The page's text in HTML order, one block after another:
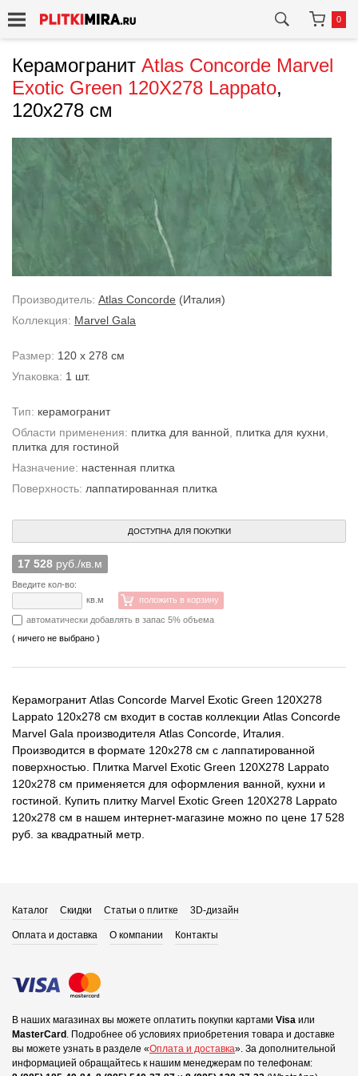
0
Керамогранит Atlas Concorde Marvel
Exotic Green 120X278 Lappato,
120x278 см
Производитель: Atlas Concorde (Италия)
Коллекция: Marvel Gala
Размер: 120 x 278 см
Упаковка: 1 шт.
Тип: керамогранит
Области применения: плитка для ванной плитка для кухни
плитка для гостиной
Назначение: настенная плитка
Поверхность: лаппатированная плитка
ДОСТУПНА ДЛЯ ПОКУПКИ
17 528 руб./кв.м
Введите кол-во:
кв.м
положить в корзину
автоматически добавлять в запас 5% объема
( ничего не выбрано )
Керамогранит Atlas Concorde Marvel Exotic Green 120X278
Lappato 120x278 см входит в состав коллекции Atlas Concorde
Marvel Gala производителя Atlas Concorde, Италия.
Производится в формате 120x278 см с лаппатированной
поверхностью. Плитка Marvel Exotic Green 120X278 Lappato
120x278 см применяется для оформления ванной, кухни и
гостиной. Купить плитку Marvel Exotic Green 120X278 Lappato
120x278 см в нашем интернет-магазине можно по цене 17 528
руб. за квадратный метр.
Каталог Скидки Статьи о плитке 3D-дизайн
Оплата и доставка О компании Контакты
В наших магазинах вы можете оплатить покупки картами Visa или
MasterCard . Подробнее об условиях приобретения товара и доставке
вы можете узнать в разделе «Оплата и доставка». За дополнительной
информацией обращайтесь к нашим менеджерам по телефонам: